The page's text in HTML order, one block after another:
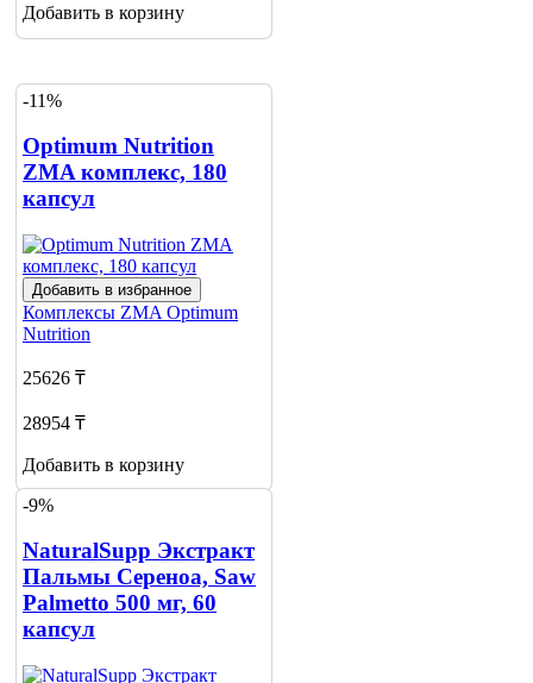
Добавить в корзину
-11%
Optimum Nutrition
ZMA комплекс, 180
капсул
Добавить в избранное
Комплексы ZMA Optimum
Nutrition
25626 ₸
28954 ₸
Добавить в корзину
-9%
NaturalSupp Экстракт
Пальмы Сереноа, Saw
Palmetto 500 мг, 60
капсул